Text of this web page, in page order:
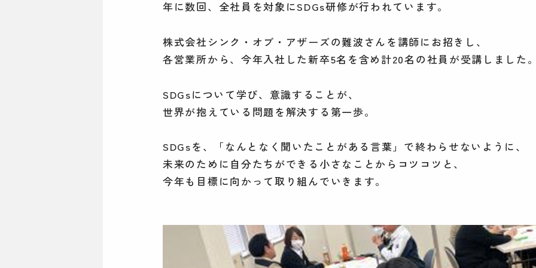
年に数回、全社員を対象にSDGs研修が行われています。
株式会社シンク・オブ・アザーズの難波さんを講師にお招きし、
各営業所から、今年入社した新卒5名を含め計20名の社員が受講しました
SDGsについて学び、意識することが、
世界が抱えている問題を解決する第一歩。
SDGsを、「なんとなく聞いたことがある言葉」で終わらせないように、
未来のために自分たちができる小さなことからコツコツと、
今年も目標に向かって取り組んでいきます。